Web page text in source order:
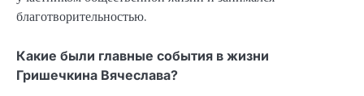
благотворительностью.
Какие были главные события в жизни
Гришечкина Вячеслава?